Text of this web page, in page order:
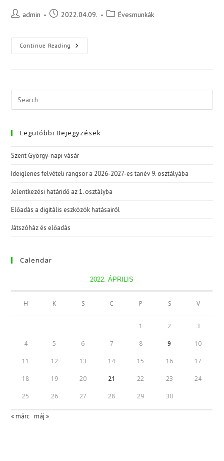
Postadmin
Post2022.04.09.
PostÉvesmunkák
Continue Reading
12.
Legutóbbi Bejegyzések
Szent György-napi vásár
Ideiglenes felvételi rangsor a 2026-2027-es tanév 9. osztályába
Jelentkezési határidő az 1. osztályba
Előadás a digitális eszközök hatásairól
Játszóház és előadás
Calendar
2022. ÁPRILIS
H K S C P S V
1 2 3
4 5 6 7 8 9 10
11 12 13 14 15 16 17
18 19 20 21 22 23 24
25 26 27 28 29 30
« márc máj »